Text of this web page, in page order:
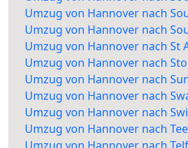
Umzug von Hannover nach
Umzug von Hannover nach
Umzug von Hannover nach St
Umzug von Hannover nach
Umzug von Hannover nach
Umzug von Hannover nach
Umzug von Hannover nach
Umzug von Hannover nach